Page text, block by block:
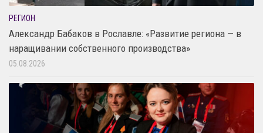
РЕГИОН
Александр Бабаков в Рославле: «Развитие региона — в
наращивании собственного производства»
05.08.2026